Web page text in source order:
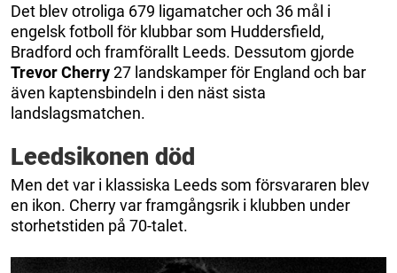
Det blev otroliga 679 ligamatcher och 36 mål i
engelsk fotboll för klubbar som Huddersfield,
Bradford och framförallt Leeds. Dessutom gjorde
Trevor Cherry27 landskamper för England och bar
även kaptensbindeln i den näst sista
landslagsmatchen.
Leedsikonen död
Men det var i klassiska Leeds som försvararen blev
en ikon. Cherry var framgångsrik i klubben under
storhetstiden på 70-talet.